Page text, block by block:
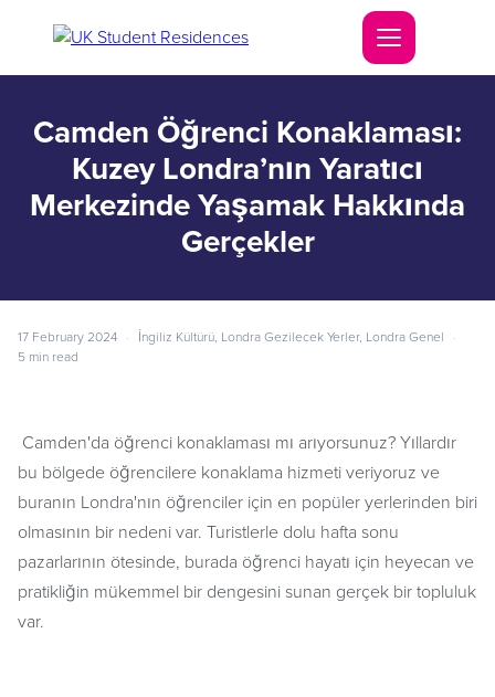
Camden Öğrenci Konaklaması:
Kuzey Londra’nın Yaratıcı
Merkezinde Yaşamak Hakkında
Gerçekler
17 February 2024 · İngiliz Kültürü, Londra Gezilecek Yerler, Londra Genel
·
5 min read
Camden'da öğrenci konaklaması mı arıyorsunuz? Yıllardır
bu bölgede öğrencilere konaklama hizmeti veriyoruz ve
buranın Londra'nın öğrenciler için en popüler yerlerinden biri
olmasının bir nedeni var. Turistlerle dolu hafta sonu
pazarlarının ötesinde, burada öğrenci hayatı için heyecan ve
pratikliğin mükemmel bir dengesini sunan gerçek bir topluluk
var.